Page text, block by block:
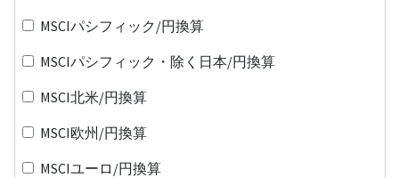
MSCIパシフィック/円換算
MSCIパシフィック・除く日本/円換算
MSCI北米/円換算
MSCI欧州/円換算
MSCIユーロ/円換算